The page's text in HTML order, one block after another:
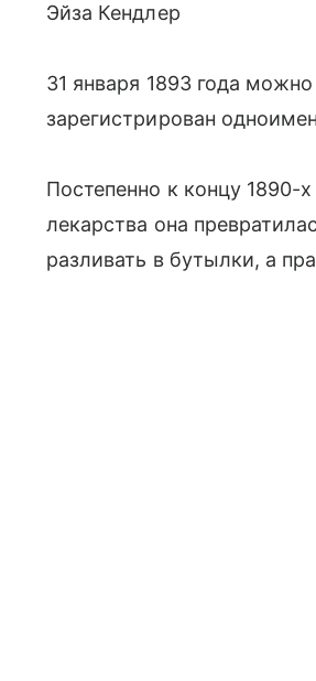
Эйза Кендлер
31 января 1893 года
зарегистрирован
Постепенно к концу 1890-
лекарства она
разливать в бутылки, а